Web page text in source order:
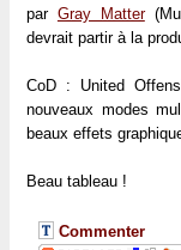
par Gray Matter
devrait partir à la
CoD : United
nouveaux modes
beaux effets
Beau tableau !
Commenter